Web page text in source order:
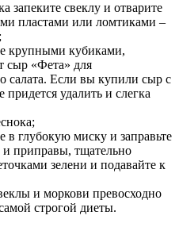
запеките свеклу и отварите
пластами или ломтиками –
крупными кубиками,
сыр «Фета» для
салата. Если вы купили сыр с
придется удалить и слегка
в глубокую миску и заправьте
приправы, тщательно
зелени и подавайте к
и моркови превосходно
строгой диеты.